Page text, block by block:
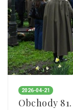
2026-04-21
Obchody